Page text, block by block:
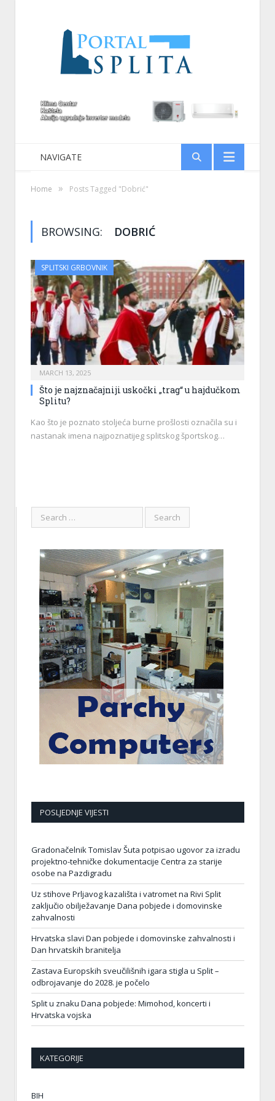
NAVIGATE
Home » Posts Tagged "Dobrić"
BROWSING: DOBRIĆ
SPLITSKI GRBOVNIK
MARCH 13, 2025
Što je najznačajniji uskočki „trag“ u hajdučkom
Splitu?
Kao što je poznato stoljeća burne prošlosti označila su i
nastanak imena najpoznatijeg splitskog športskog…
POSLJEDNJE VIJESTI
Gradonačelnik Tomislav Šuta potpisao ugovor za izradu
projektno-tehničke dokumentacije Centra za starije
osobe na Pazdigradu
Uz stihove Prljavog kazališta i vatromet na Rivi Split
zaključio obilježavanje Dana pobjede i domovinske
zahvalnosti
Hrvatska slavi Dan pobjede i domovinske zahvalnosti i
Dan hrvatskih branitelja
Zastava Europskih sveučilišnih igara stigla u Split –
odbrojavanje do 2028. je počelo
Split u znaku Dana pobjede: Mimohod, koncerti i
Hrvatska vojska
KATEGORIJE
BIH